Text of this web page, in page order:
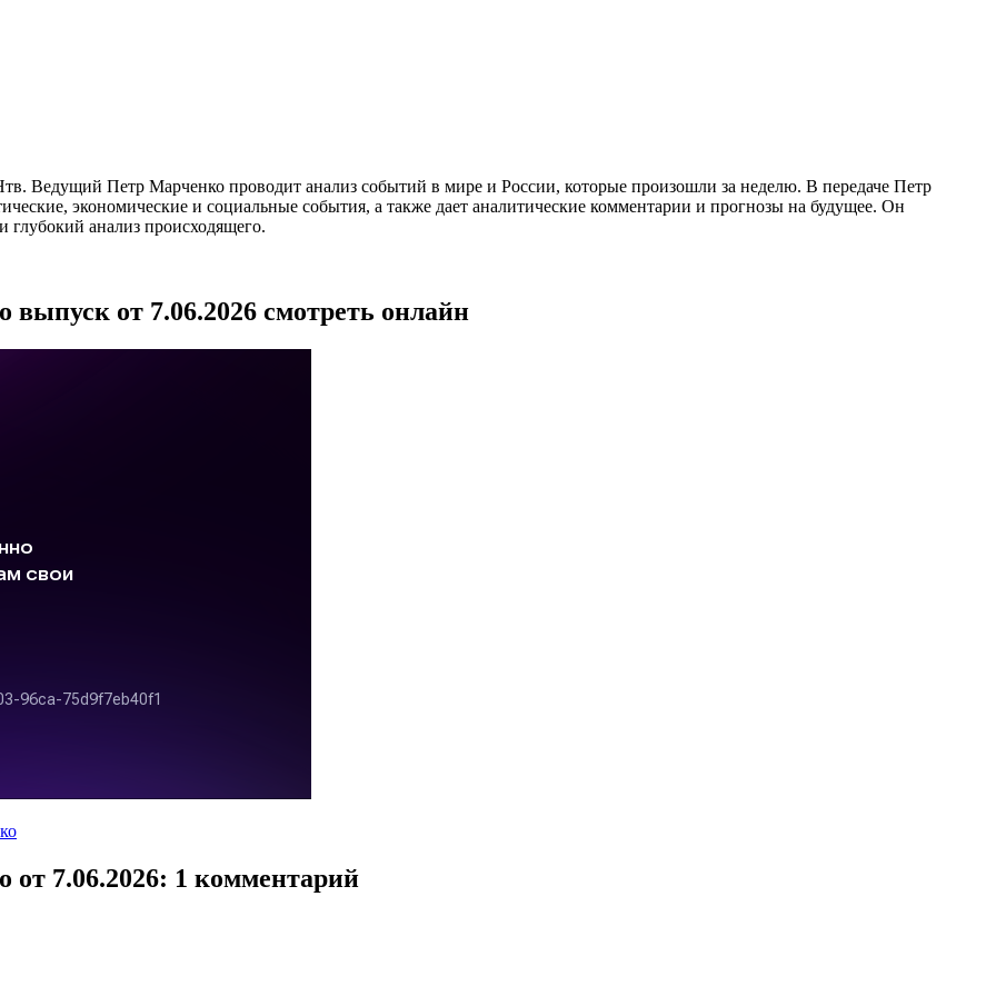
Ведущий Петр Марченко проводит анализ событий в мире и России, которые произошли за неделю. В передаче Петр
экономические и социальные события, а также дает аналитические комментарии и прогнозы на будущее. Он
глубокий анализ происходящего.
от 7.06.2026 смотреть онлайн
7.06.2026: 1 комментарий